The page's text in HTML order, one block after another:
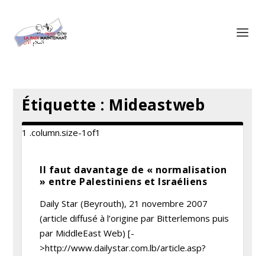
Étiquette : Mideastweb
Il faut davantage de « normalisation
» entre Palestiniens et Israéliens
Daily Star (Beyrouth), 21 novembre 2007
(article diffusé à l’origine par Bitterlemons puis
par MiddleEast Web) [-
>http://www.dailystar.com.lb/article.asp?